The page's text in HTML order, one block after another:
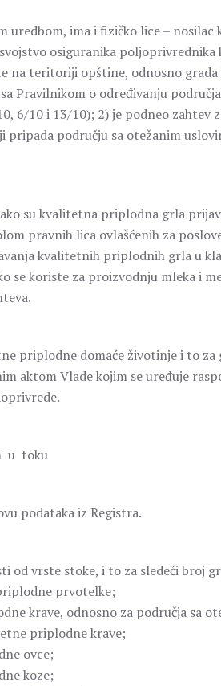
uredbom, ima i fizičko lice – nosilac
osiguranika poljoprivrednika
na teritoriji opštine, odnosno
Pravilnikom o određivanju
6/10 i 13/10); 2) je podneo zahtev
području sa otežanim
su kvalitetna priplodna grla
pravnih lica ovlašćenih za
kvalitetnih priplodnih grla u
se koriste za proizvodnju mleka i
priplodne domaće životinje i to za
aktom Vlade kojim se uređuje
u toku
podataka iz Registra.
od vrste stoke, i to za sledeći broj
prvotelke;
krave, odnosno za područja sa
priplodne krave;
ovce;
koze;